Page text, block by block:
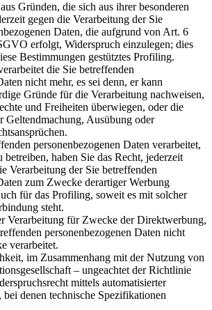
Gründen, die sich aus ihrer besonderen
gegen die Verarbeitung der Sie
Daten, die aufgrund von Art. 6
erfolgt, Widerspruch einzulegen; dies
Bestimmungen gestütztes Profiling.
die Sie betreffenden
nicht mehr, es sei denn, er kann
Gründe für die Verarbeitung nachweisen,
und Freiheiten überwiegen, oder die
Geltendmachung, Ausübung oder
personenbezogenen Daten verarbeitet,
haben Sie das Recht, jederzeit
Verarbeitung der Sie betreffenden
zum Zwecke derartiger Werbung
für das Profiling, soweit es mit solcher
steht.
Verarbeitung für Zwecke der Direktwerbung,
personenbezogenen Daten nicht
verarbeitet.
im Zusammenhang mit der Nutzung von
– ungeachtet der Richtlinie
mittels automatisierter
bei denen technische Spezifikationen